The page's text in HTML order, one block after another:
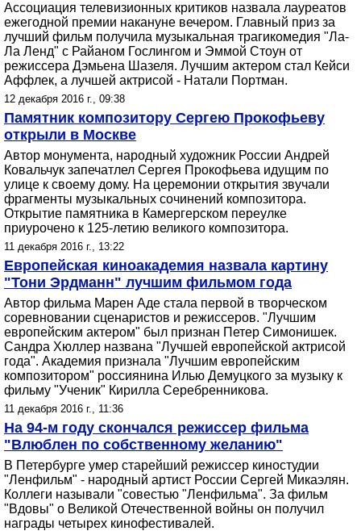
Ассоциация телевизионных критиков назвала лауреатов
ежегодной премии накануне вечером. Главный приз за
лучший фильм получила музыкальная трагикомедия "Ла-
Ла Ленд" с Райаном Гослингом и Эммой Стоун от
режиссера Дэмьена Шазеля. Лучшим актером стал Кейси
Аффлек, а лучшей актрисой - Натали Портман.
12 декабря 2016 г., 09:38
Памятник композитору Сергею Прокофьеву
открыли в Москве
Автор монумента, народный художник России Андрей
Ковальчук запечатлел Сергея Прокофьева идущим по
улице к своему дому. На церемонии открытия звучали
фрагменты музыкальных сочинений композитора.
Открытие памятника в Камергерском переулке
приурочено к 125-летию великого композитора.
11 декабря 2016 г., 13:22
Европейская киноакадемия назвала картину
"Тони Эрдманн" лучшим фильмом года
Автор фильма Марен Аде стала первой в творческом
соревновании сценаристов и режиссеров. "Лучшим
европейским актером" был признан Петер Симонишек.
Сандра Хюллер названа "Лучшей европейской актрисой
года". Академия признала "Лучшим европейским
композитором" россиянина Илью Демуцкого за музыку к
фильму "Ученик" Кирилла Серебренникова.
11 декабря 2016 г., 11:36
На 94-м году скончался режиссер фильма
"Влюблен по собственному желанию"
В Петербурге умер старейший режиссер киностудии
"Ленфильм" - народный артист России Сергей Микаэлян.
Коллеги называли "совестью "Ленфильма". За фильм
"Вдовы" о Великой Отечественной войны он получил
награды четырех кинофестивалей.